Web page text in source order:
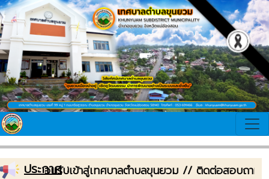
ประกาศ:
ยินดีต้อนรับเข้าสู่เทศบาลตำบลขุนยวม // ติดต่อสอบถาม :